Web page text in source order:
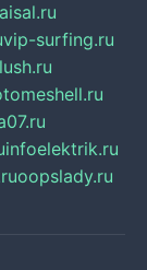
vip-surfing.ru
infoelektrik.ru
oopslady.ru